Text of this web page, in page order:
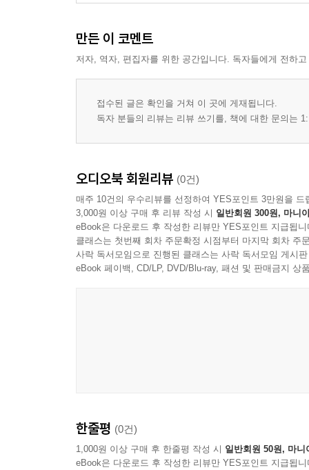
만든 이 코멘트
저자, 역자, 편집자를 위한 공간입니다. 독자들에게 전하
접수된 글은 확인을 거쳐 이 곳에 게재됩니다.
독자 분들의 리뷰는 리뷰 쓰기를, 책에 대한 문의는
오디오북 회원리뷰 (0건)
매주 10건의 우수리뷰를 선정하여 YES포인트 3만원을 드
3,000원 이상 구매 후 리뷰 작성 시 일반회원 300원, 마니
eBook은 다운로드 후 작성한 리뷰만 YES포인트 지급됩니
클래스는 첫번째 회차 주문확정 시점부터 마지막 회차 주
사락 독서모임으로 진행된 클래스는 사락 독서모임 게시
eBook 페이백, CD/LP, DVD/Blu-ray, 패션 및 판매금지 상
한줄평 (0건)
1,000원 이상 구매 후 한줄평 작성 시 일반회원 50원, 마니
eBook은 다운로드 후 작성한 리뷰만 YES포인트 지급됩니